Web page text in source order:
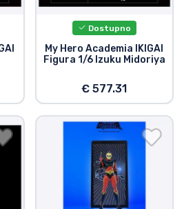
Dostupno
My Hero Academia IKIGAI
Figura 1/6 Izuku Midoriya
€ 577.31